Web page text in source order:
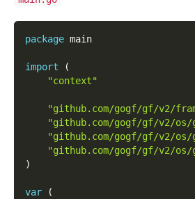
package main
import
(
"context"
"github.com/gogf/gf/v2/
"github.com/gogf/gf/v2/os/
"github.com/gogf/gf/v2/os/
"github.com/gogf/gf/v2/os/
)
var
(